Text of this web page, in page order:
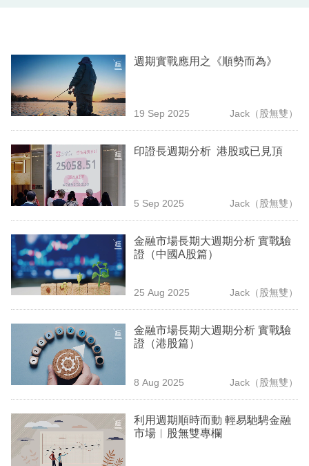
商
業
科
職
場
生
活
事
專
訂
閱
專
週期實戰應用之《順勢而為》
19 Sep 2025 Jack（股無雙）
印證長週期分析 港股或已見頂
5 Sep 2025 Jack（股無雙）
金融市場長期大週期分析 實戰驗
證（中國A股篇）
25 Aug 2025 Jack（股無雙）
金融市場長期大週期分析 實戰驗
證（港股篇）
8 Aug 2025 Jack（股無雙）
利用週期順時而動 輕易馳騁金融
市場︳股無雙專欄